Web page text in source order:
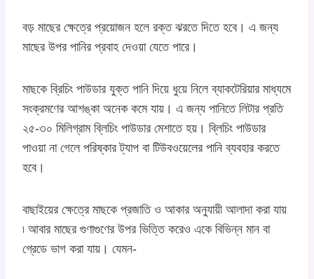
বড় মাছের ক্ষেত্রে প্রয়োজন হলে রক্ত ঝরতে দিতে হবে। এ জন্য
মাছের উপর পানির প্রবাহ দেওয়া যেতে পারে।
মাছকে ব্রিচিং পাউডার যুক্ত পানি দিয়ে ধুয়ে নিলে ব্যাকটেরিয়ার মাধ্যমে
সংক্রমণের আশঙ্কা অনেক কমে যায়। এ জন্য পানিতে লিটার প্রতি
২৫-৩০ মিলিগ্রাম ব্লিচিং পাউডার মেশাতে হয়। ব্লিচিং পাউডার
পাওয়া না গেলে পরিষ্কার ট্যাপ বা টিউবওয়েলের পানি ব্যবহার করতে
হবে।
বাছাইয়ের ক্ষেত্রে মাছকে প্রজাতি ও আকার অনুযায়ী আলাদা করা যায়
৷ আবার মাছের গুণাগুণের উপর ভিত্তি করেও একে বিভিন্ন মান বা
গ্রেডে ভাগ করা যায়। যেমন-